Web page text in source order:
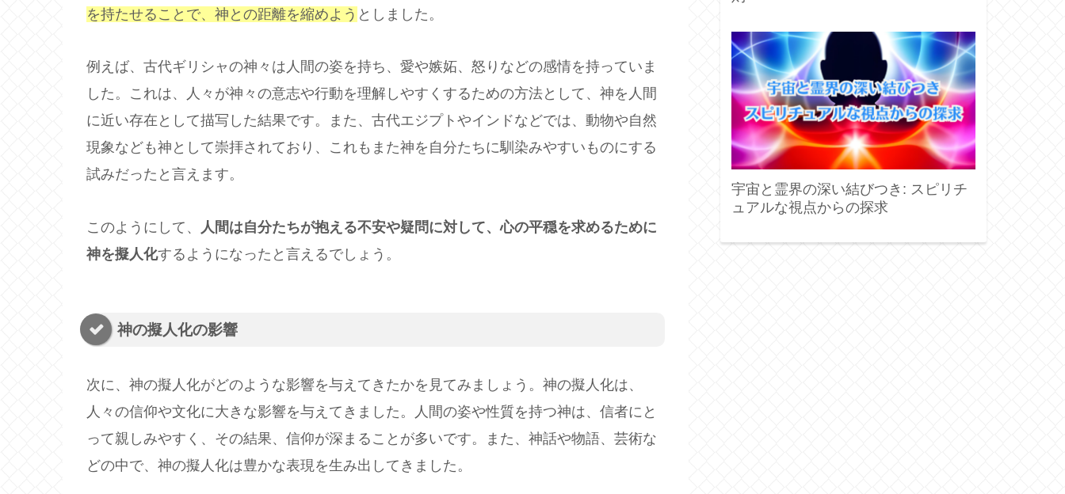
を持たせることで、神との距離を縮めよう としました。
例えば、古代ギリシャの神々は人間の姿を持ち、愛や嫉妬、怒りなどの感情を持っていま
した。これは、人々が神々の意志や行動を理解しやすくするための方法として、神を人間
に近い存在として描写した結果です。また、古代エジプトやインドなどでは、動物や自然
現象なども神として崇拝されており、これもまた神を自分たちに馴染みやすいものにする
試みだったと言えます。
このようにして、
人間は自分たちが抱える不安や疑問に対して、心の平穏を求めるために
神を擬人化するようになったと言えるでしょう。
神の擬人化の影響
次に、神の擬人化がどのような影響を与えてきたかを見てみましょう。神の擬人化は、
人々の信仰や文化に大きな影響を与えてきました。人間の姿や性質を持つ神は、信者にと
って親しみやすく、その結果、信仰が深まることが多いです。また、神話や物語、芸術な
どの中で、神の擬人化は豊かな表現を生み出してきました。
宇宙と霊界の深い結びつき: スピリチ
ュアルな視点からの探求